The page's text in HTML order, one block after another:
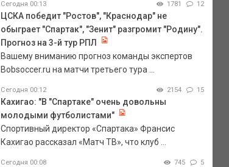
Сегодня 00:13 1781 12
ЦСКА победит "Ростов", "Краснодар" не
обыграет "Спартак", "Зенит" разгромит "Родину".
Прогноз на 3-й тур РПЛ
Вашему вниманию прогноз команды экспертов
Bobsoccer.ru на матчи третьего тура ...
Сегодня 00:12 2154 15
Кахигао: "В "Спартаке" очень довольны
молодыми футболистами"
Спортивный директор «Спартака» Франсис
Кахигао рассказал «Матч ТВ», что клуб ...
Сегодня 00:08 745 5